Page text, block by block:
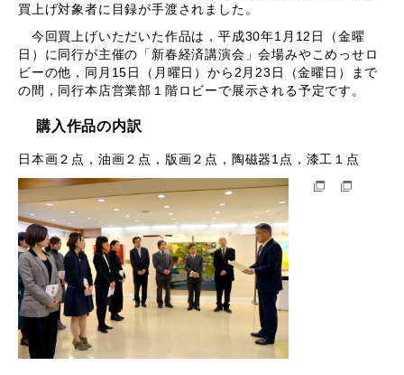
買上げ対象者に目録が手渡されました。
今回買上げいただいた作品は，平成30年1月12日（金曜
日）に同行が主催の「新春経済講演会」会場みやこめっせロ
ビーの他，同月15日（月曜日）から2月23日（金曜日）まで
の間，同行本店営業部１階ロビーで展示される予定です。
購入作品の内訳
日本画２点，油画２点，版画２点，陶磁器1点，漆工１点